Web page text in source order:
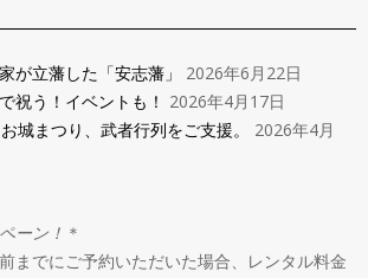
が立藩した「安志藩」
2026年6月22日
祝う！イベントも！ 2026年4月17日
城まつり、武者行列をご支援。
2026年4月
ーン！ ＊
までにご予約いただいた場合、レンタル料金